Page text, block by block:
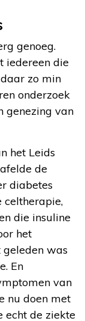
genoeg.
iedereen die
zo min
onderzoek
genezing van
het Leids
de
diabetes
celtherapie,
die insuline
het
geleden was
En
van
nu doen met
echt de ziekte